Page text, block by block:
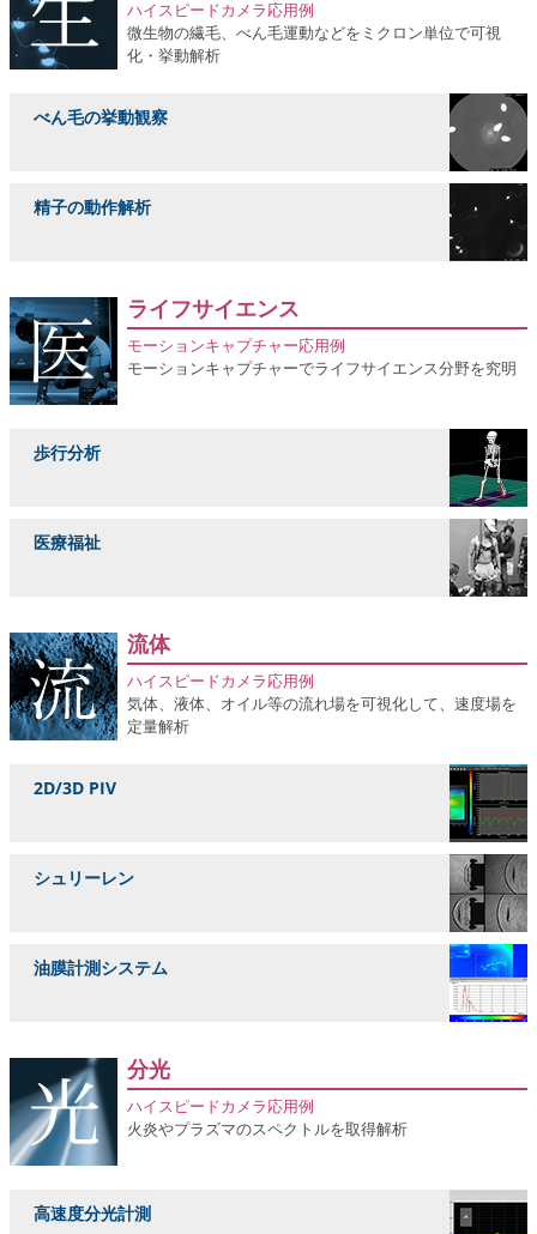
ハイスピードカメラ応用例
微生物の繊毛、べん毛運動などをミクロン単位で可視
化・挙動解析
べん毛の挙動観察
精子の動作解析
ライフサイエンス
モーションキャプチャー応用例
モーションキャプチャーでライフサイエンス分野を究明
歩行分析
医療福祉
流体
ハイスピードカメラ応用例
気体、液体、オイル等の流れ場を可視化して、速度場を
定量解析
2D/3D PIV
シュリーレン
油膜計測システム
分光
ハイスピードカメラ応用例
火炎やプラズマのスペクトルを取得解析
高速度分光計測